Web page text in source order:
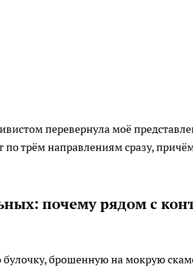
перевернула моё
по трём направлениям сразу,
почему рядом с
брошенную на мокрую